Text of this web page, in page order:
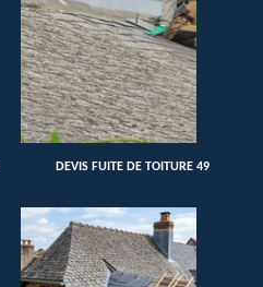
DEVIS FUITE DE TOITURE 49